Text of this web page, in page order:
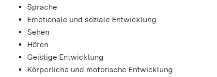
Sprache
Emotionale und soziale Entwicklung
Sehen
Hören
Geistige Entwicklung
Körperliche und motorische Entwicklung